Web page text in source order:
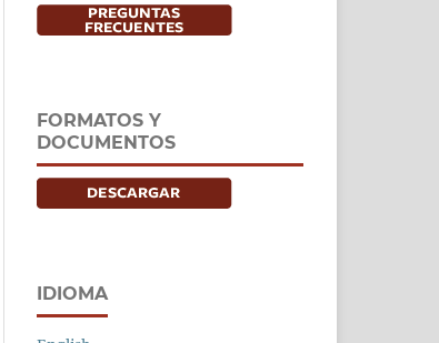
FORMATOS Y
DOCUMENTOS
IDIOMA